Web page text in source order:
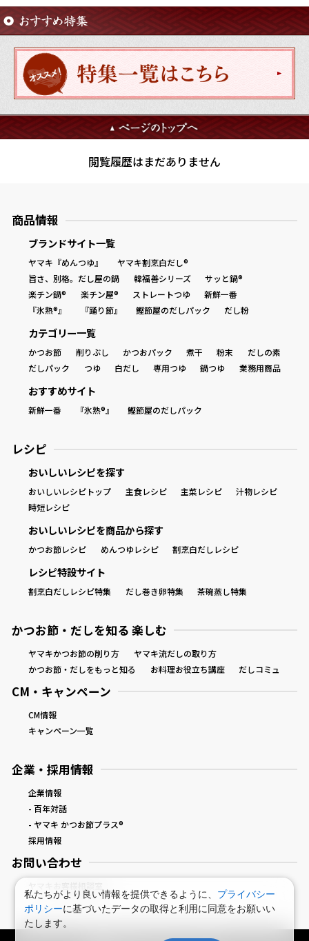
おすすめサイト
新鮮一番
だしパック
閲覧履歴はまだありません
商品情報
ブランドサイト一覧
ヤマキ『めんつゆ』
ヤマキ割烹白だし®
旨さ、別格。だし屋の鍋
韓福善シリーズ
サッと鍋®
楽チン鍋®
楽チン屋® ストレートつゆ
新鮮一番
『氷熟®』
『踊り節』 鰹節屋のだしパック だし粉
カテゴリー一覧
かつお節 削りぶし かつおパック 煮干 粉末
だしの素
だしパック
つゆ 白だし 専用つゆ 鍋つゆ 業務用商品
おすすめサイト
新鮮一番 『氷熟®』 鰹節屋のだしパック
レシピ
おいしいレシピを探す
おいしいレシピトップ 主食レシピ 主菜レシピ
汁物レシピ
時短レシピ
おいしいレシピを商品から探す
かつお節レシピ めんつゆレシピ 割烹白だしレシピ
レシピ特設サイト
割烹白だしレシピ特集 だし巻き卵特集 茶碗蒸し特集
かつお節・だしを知る 楽しむ
ヤマキかつお節の削り方
ヤマキ流だしの取り方
かつお節・だしをもっと知る
お料理お役立ち講座 だしコミュ
CM・キャンペーン
CM情報
キャンペーン一覧
企業・採用情報
企業情報
- 百年対話
- ヤマキ かつお節プラス®
採用情報
お問い合わせ
私たちがより良い情報を提供できるように、 プライバシー
ポリシーに基づいたデータの取得と利用に同意をお願いい
たします。